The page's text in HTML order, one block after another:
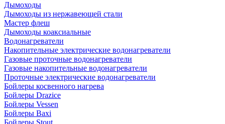
Дымоходы
Дымоходы из нержавеющей стали
Мастер флеш
Дымоходы коаксиальные
Водонагреватели
Накопительные электрические водонагреватели
Газовые проточные водонагреватели
Газовые накопительные водонагреватели
Проточные электрические водонагреватели
Бойлеры косвенного нагрева
Бойлеры Drazice
Бойлеры Vessen
Бойлеры Baxi
Бойлеры Stout